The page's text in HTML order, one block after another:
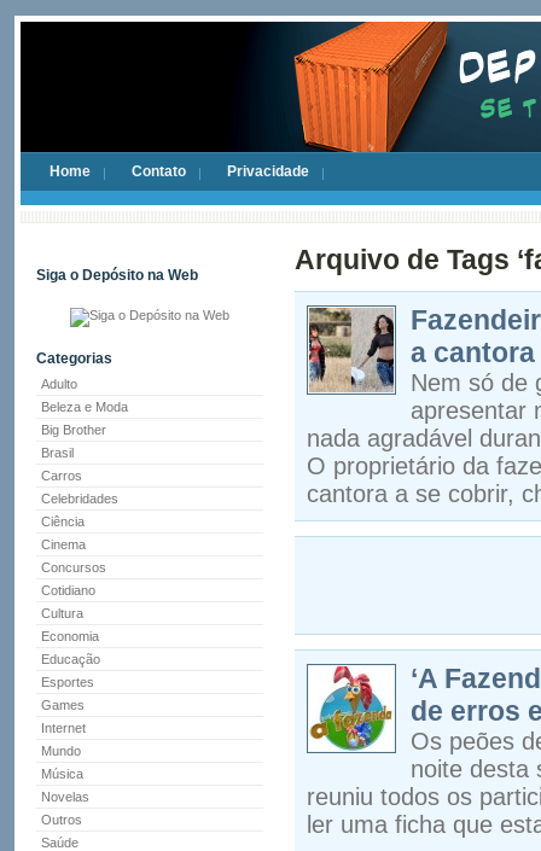
Home Contato Privacidade
Siga o Depósito na Web
Categorias
Adulto
Beleza e Moda
Big Brother
Brasil
Carros
Celebridades
Ciência
Cinema
Concursos
Cotidiano
Cultura
Economia
Educação
Esportes
Games
Internet
Mundo
Música
Novelas
Outros
Saúde
Arquivo de Tags
a
Nem só de
apresentar
nada agradável
O proprietário da
cantora a se cobrir,
‘A
de erros
Os peões
noite desta
reuniu todos os
ler uma ficha que